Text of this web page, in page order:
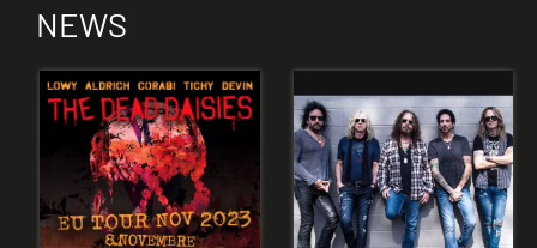
NEWS